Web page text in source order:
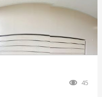
45